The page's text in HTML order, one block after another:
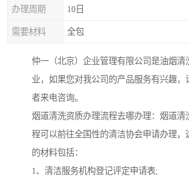
办理周期 10日
需要材料 全包
仲一（北京）企业管理有限公司是油烟清
业，如果您对我公司的产品服务有兴趣，
者来电咨询。
烟道清洗资质办理流程去哪办理：烟道清
程可以前往全国性的清洁协会申请办理，
的材料包括：
1、清洁服务机构登记评定申请表;